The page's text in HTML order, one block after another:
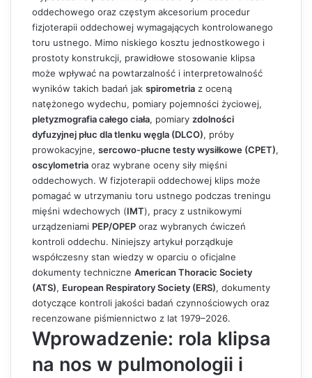
oddechowego oraz częstym akcesorium procedur
fizjoterapii oddechowej wymagających kontrolowanego
toru ustnego. Mimo niskiego kosztu jednostkowego i
prostoty konstrukcji, prawidłowe stosowanie klipsa
może wpływać na powtarzalność i interpretowalność
wyników takich badań jak spirometria z oceną
natężonego wydechu, pomiary pojemności życiowej,
pletyzmografia całego ciała, pomiary zdolności
dyfuzyjnej płuc dla tlenku węgla (DLCO), próby
prowokacyjne, sercowo-płucne testy wysiłkowe (CPET),
oscylometria oraz wybrane oceny siły mięśni
oddechowych. W fizjoterapii oddechowej klips może
pomagać w utrzymaniu toru ustnego podczas treningu
mięśni wdechowych (IMT), pracy z ustnikowymi
urządzeniami PEP/OPEP oraz wybranych ćwiczeń
kontroli oddechu. Niniejszy artykuł porządkuje
współczesny stan wiedzy w oparciu o oficjalne
dokumenty techniczne American Thoracic Society
(ATS), European Respiratory Society (ERS), dokumenty
dotyczące kontroli jakości badań czynnościowych oraz
recenzowane piśmiennictwo z lat 1979–2026.
Wprowadzenie: rola klipsa
na nos w pulmonologii i